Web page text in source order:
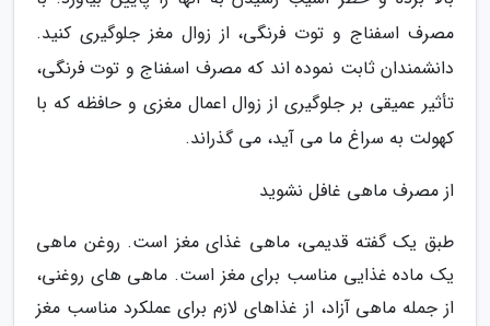
مصرف اسفناج و توت فرنگی، از زوال مغز جلوگیری کنید.
دانشمندان ثابت نموده اند که مصرف اسفناج و توت فرنگی،
تأثیر عمیقی بر جلوگیری از زوال اعمال مغزی و حافظه که با
کهولت به سراغ ما می آید، می گذراند.
از مصرف ماهی غافل نشوید
طبق یک گفته قدیمی، ماهی غذای مغز است. روغن ماهی
یک ماده غذایی مناسب برای مغز است. ماهی های روغنی،
از جمله ماهی آزاد، از غذاهای لازم برای عملکرد مناسب مغز